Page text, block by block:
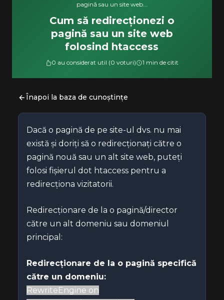
pagină sau un site web...
Cum să redirecționezi o
pagină sau un site web
folosind htaccess
0 au considerat util (0 voturi) 1 min de citit
Înapoi la baza de cunoștințe
Dacă o pagină de pe site-ul dvs. nu mai
există și doriți să o redirecționați către o
pagină nouă sau un alt site web, puteți
folosi fișierul dot htaccess pentru a
redirecționa vizitatorii.
Redirecționare de la o pagină/director
către un alt domeniu sau domeniul
principal:
Redirecționare de la o pagină specifică
către un domeniu:
RewriteEngine on